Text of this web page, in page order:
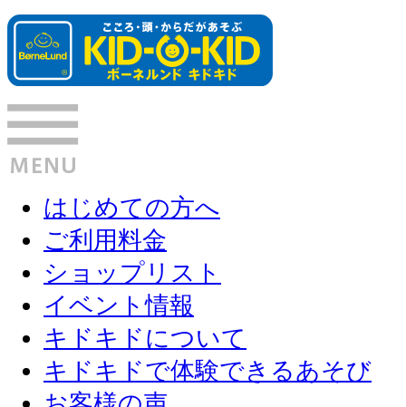
はじめての方へ
ご利用料金
ショップリスト
イベント情報
キドキドについて
キドキドで体験できるあそび